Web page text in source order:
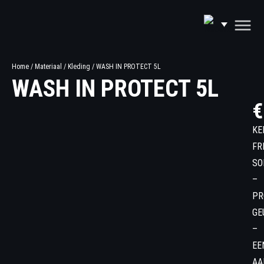
Home / Materiaal / Kleding / WASH IN PROTECT 5L
WASH IN PROTECT 5L
€
–
–